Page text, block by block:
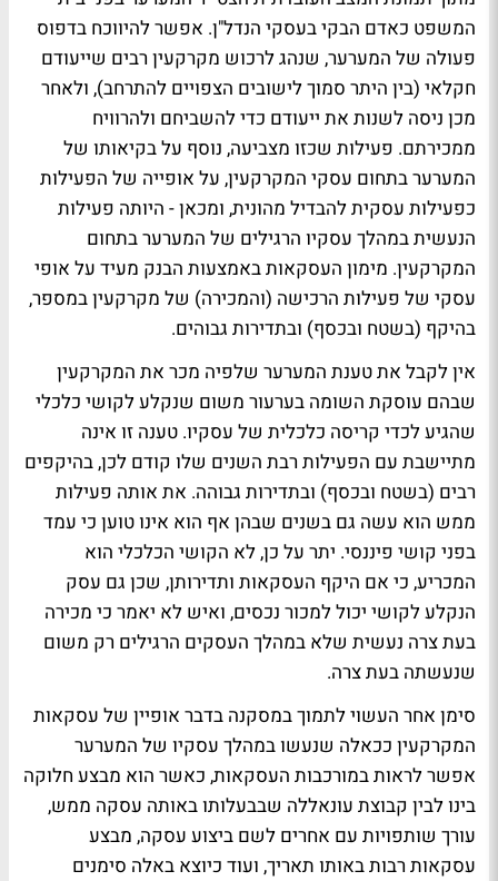
המשפט כאדם הבקי בעסקי הנדל"ן. אפשר להיווכח בדפוס
פעולה של המערער, שנהג לרכוש מקרקעין רבים שייעודם
חקלאי (בין היתר סמוך לישובים הצפויים להתרחב), ולאחר
מכן ניסה לשנות את ייעודם כדי להשביחם ולהרוויח
ממכירתם. פעילות שכזו מצביעה, נוסף על בקיאותו של
המערער בתחום עסקי המקרקעין, על אופייה של הפעילות
כפעילות עסקית להבדיל מהונית, ומכאן - היותה פעילות
הנעשית במהלך עסקיו הרגילים של המערער בתחום
המקרקעין. מימון העסקאות באמצעות הבנק מעיד על אופי
עסקי של פעילות הרכישה (והמכירה) של מקרקעין במספר,
בהיקף (בשטח ובכסף) ובתדירות גבוהים.
אין לקבל את טענת המערער שלפיה מכר את המקרקעין
שבהם עוסקת השומה בערעור משום שנקלע לקושי כלכלי
שהגיע לכדי קריסה כלכלית של עסקיו. טענה זו אינה
מתיישבת עם הפעילות רבת השנים שלו קודם לכן, בהיקפים
רבים (בשטח ובכסף) ובתדירות גבוהה. את אותה פעילות
ממש הוא עשה גם בשנים שבהן אף הוא אינו טוען כי עמד
בפני קושי פיננסי. יתר על כן, לא הקושי הכלכלי הוא
המכריע, כי אם היקף העסקאות ותדירותן, שכן גם עסק
הנקלע לקושי יכול למכור נכסים, ואיש לא יאמר כי מכירה
בעת צרה נעשית שלא במהלך העסקים הרגילים רק משום
שנעשתה בעת צרה.
סימן אחר העשוי לתמוך במסקנה בדבר אופיין של עסקאות
המקרקעין ככאלה שנעשו במהלך עסקיו של המערער
אפשר לראות במורכבות העסקאות, כאשר הוא מבצע חלוקה
בינו לבין קבוצת עונאללה שבבעלותו באותה עסקה ממש,
עורך שותפויות עם אחרים לשם ביצוע עסקה, מבצע
עסקאות רבות באותו תאריך, ועוד כיוצא באלה סימנים